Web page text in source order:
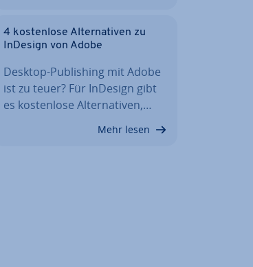
4 kos­ten­lo­se Al­ter­na­ti­ven zu
InDesign von Adobe
Desktop-Pu­bli­shing mit Adobe
ist zu teuer? Für InDesign gibt
es kos­ten­lo­se Al­ter­na­ti­ven,…
Mehr lesen